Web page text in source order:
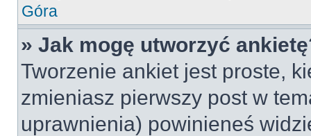
Góra
» Jak mogę utworzyć
Tworzenie ankiet jest proste,
zmieniasz pierwszy post w
uprawnienia) powinieneś